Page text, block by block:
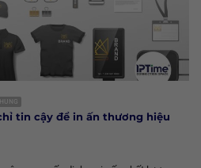
tin cậy để in ấn thương hiệu